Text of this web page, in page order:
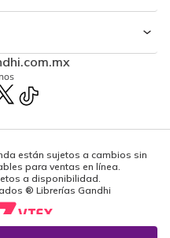
están sujetos a cambios sin
para ventas en línea.
a disponibilidad.
® Librerías Gandhi